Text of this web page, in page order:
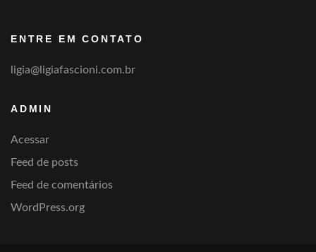
ENTRE EM CONTATO
ligia@ligiafascioni.com.br
ADMIN
Acessar
Feed de posts
Feed de comentários
WordPress.org